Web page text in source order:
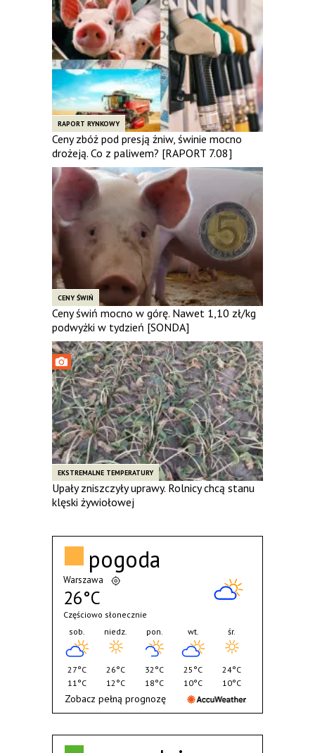
RAPORT RYNKOWY
Ceny zbóż pod presją żniw, świnie mocno
drożeją. Co z paliwem? [RAPORT 7.08]
CENY ŚWIŃ
Ceny świń mocno w górę. Nawet 1,10 zł/kg
podwyżki w tydzień [SONDA]
EKSTREMALNE TEMPERATURY
Upały zniszczyły uprawy. Rolnicy chcą stanu
klęski żywiołowej
pogoda
Warszawa
26°C
Częściowo słonecznie
sob.
27°C
11°C
niedz.
26°C
12°C
pon.
32°C
18°C
wt.
25°C
10°C
śr.
24°C
10°C
Zobacz pełną prognozę